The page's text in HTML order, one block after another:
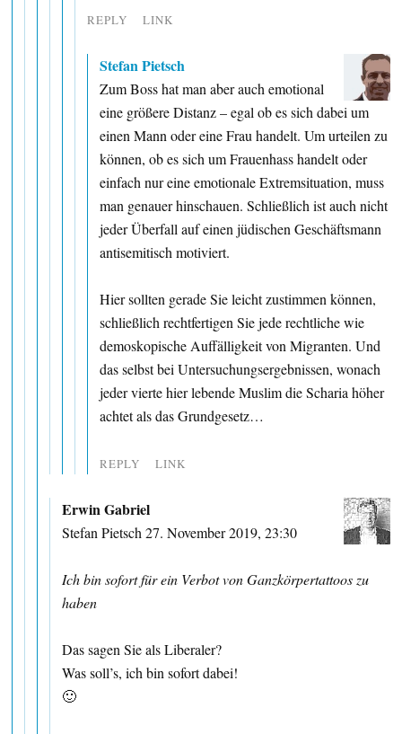
REPLY LINK
Stefan Pietsch
Zum Boss hat man aber auch emotional
eine größere Distanz – egal ob es sich dabei um
einen Mann oder eine Frau handelt. Um urteilen zu
können, ob es sich um Frauenhass handelt oder
einfach nur eine emotionale Extremsituation, muss
man genauer hinschauen. Schließlich ist auch nicht
jeder Überfall auf einen jüdischen Geschäftsmann
antisemitisch motiviert.
Hier sollten gerade Sie leicht zustimmen können,
schließlich rechtfertigen Sie jede rechtliche wie
demoskopische Auffälligkeit von Migranten. Und
das selbst bei Untersuchungsergebnissen, wonach
jeder vierte hier lebende Muslim die Scharia höher
achtet als das Grundgesetz…
REPLY LINK
Erwin Gabriel
Stefan Pietsch 27. November 2019, 23:30
Ich bin sofort für ein Verbot von Ganzkörpertattoos zu
haben
Das sagen Sie als Liberaler?
Was soll’s, ich bin sofort dabei!
🙂